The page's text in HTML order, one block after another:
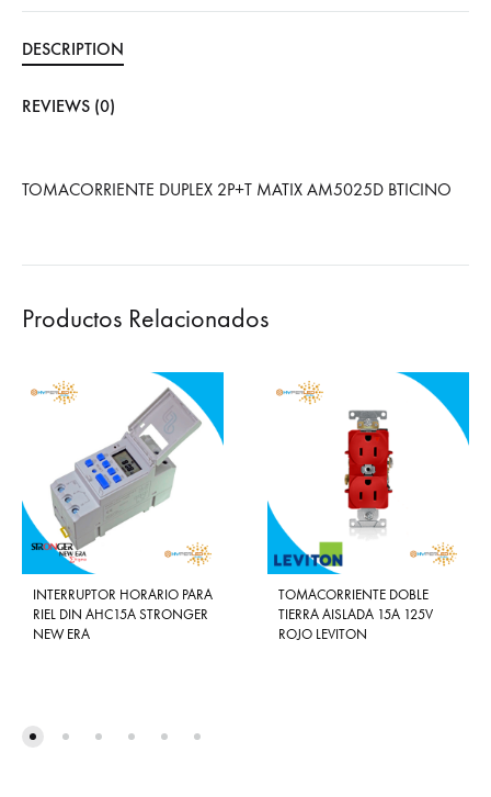
DESCRIPTION
REVIEWS (0)
TOMACORRIENTE DUPLEX 2P+T MATIX AM5025D BTICINO
Productos Relacionados
INTERRUPTOR HORARIO PARA
RIEL DIN AHC15A STRONGER
NEW ERA
TOMACORRIENTE DOBLE
TIERRA AISLADA 15A 125V
ROJO LEVITON